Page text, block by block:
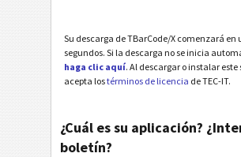
Su descarga de TBarCode/X comenzará en
segundos. Si la descarga no se inicia
haga clic aquí. Al descargar o instalar este
acepta lostérminos de licencia de TEC-IT.
¿Cuál es su aplicación?
boletín?